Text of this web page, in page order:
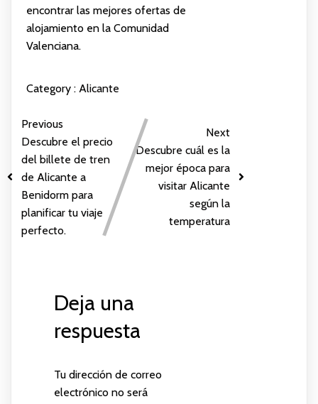
encontrar las mejores ofertas de
alojamiento en la Comunidad
Valenciana.
Category : Alicante
Previous
Descubre el precio
del billete de tren
de Alicante a
Benidorm para
planificar tu viaje
perfecto.
Next
Descubre cuál es la
mejor época para
visitar Alicante
según la
temperatura
Deja una
respuesta
Tu dirección de correo
electrónico no será